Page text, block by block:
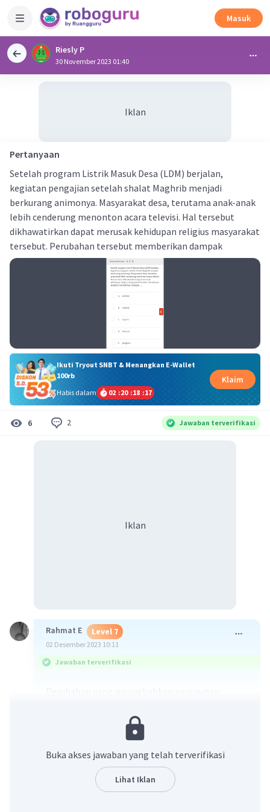
Masuk
Riesly P
30 November 2023 01:40
Iklan
Pertanyaan
Setelah program Listrik Masuk Desa (LDM) berjalan,
kegiatan pengajian setelah shalat Maghrib menjadi
berkurang animonya. Masyarakat desa, terutama anak-anak
lebih cenderung menonton acara televisi. Hal tersebut
dikhawatirkan dapat merusak kehidupan religius masyarakat
tersebut. Perubahan tersebut memberikan dampak
Ikuti Tryout SNBT & Menangkan E-Wallet
100rb
Habis dalam
02 :20 :18 :17
Klaim
6 2 Jawaban terverifikasi
Iklan
Rahmat E Level 7
02 Desember 2023 10:11
Jawaban terverifikasi
program Listrik Masuk Desa (LDM) dapat
dianggap sebagai sebuah perubahan yang
merusak kehidupan religius masyarakat. Istilah
yang tepat untuk menggambarkan hal ini
Buka akses jawaban yang telah terverifikasi
Lihat Iklan